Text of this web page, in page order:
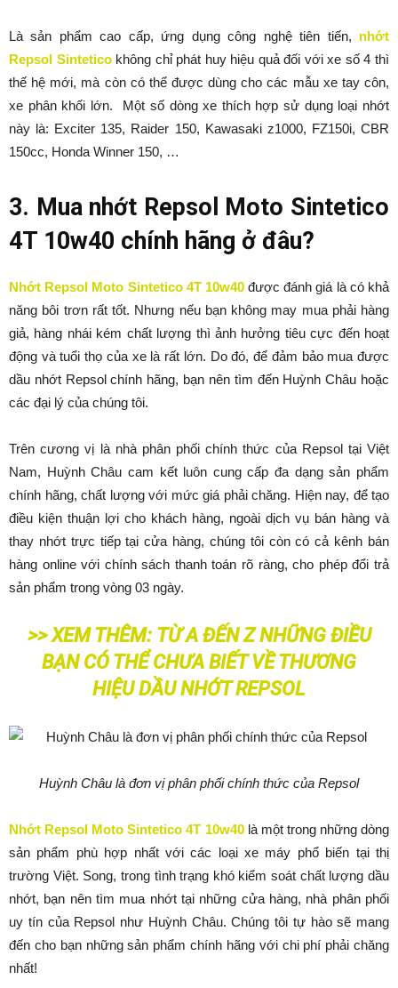
Là sản phẩm cao cấp, ứng dụng công nghệ tiên tiến, nhớt
Repsol Sinteticokhông chỉ phát huy hiệu quả đối với xe số 4 thì
thế hệ mới, mà còn có thể được dùng cho các mẫu xe tay côn,
xe phân khối lớn. Một số dòng xe thích hợp sử dụng loại nhớt
này là: Exciter 135, Raider 150, Kawasaki z1000, FZ150i, CBR
150cc, Honda Winner 150, …
3. Mua nhớt Repsol Moto Sintetico
4T 10w40 chính hãng ở đâu?
Nhớt Repsol Moto Sintetico 4T 10w40được đánh giá là có khả
năng bôi trơn rất tốt. Nhưng nếu bạn không may mua phải hàng
giả, hàng nhái kém chất lượng thì ảnh hưởng tiêu cực đến hoạt
động và tuổi thọ của xe là rất lớn. Do đó, để đảm bảo mua được
dầu nhớt Repsol chính hãng, bạn nên tìm đến Huỳnh Châu hoặc
các đại lý của chúng tôi.
Trên cương vị là nhà phân phối chính thức của Repsol tại Việt
Nam, Huỳnh Châu cam kết luôn cung cấp đa dạng sản phẩm
chính hãng, chất lượng với mức giá phải chăng. Hiện nay, để tạo
điều kiện thuận lợi cho khách hàng, ngoài dịch vụ bán hàng và
thay nhớt trực tiếp tại cửa hàng, chúng tôi còn có cả kênh bán
hàng online với chính sách thanh toán rõ ràng, cho phép đổi trả
sản phẩm trong vòng 03 ngày.
>> XEM THÊM: TỪ A ĐẾN Z NHỮNG ĐIỀU
BẠN CÓ THỂ CHƯA BIẾT VỀ THƯƠNG
HIỆU DẦU NHỚT REPSOL
Huỳnh Châu là đơn vị phân phối chính thức của Repsol
Nhớt Repsol Moto Sintetico 4T 10w40là một trong những dòng
sản phẩm phù hợp nhất với các loại xe máy phổ biến tại thị
trường Việt. Song, trong tình trạng khó kiểm soát chất lượng dầu
nhớt, bạn nên tìm mua nhớt tại những cửa hàng, nhà phân phối
uy tín của Repsol như Huỳnh Châu. Chúng tôi tự hào sẽ mang
đến cho bạn những sản phẩm chính hãng với chi phí phải chăng
nhất!